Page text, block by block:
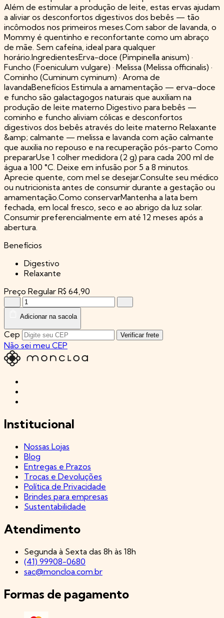
Além de estimular a produção de leite, estas ervas ajudam
a aliviar os desconfortos digestivos dos bebês — tão
incômodos nos primeiros meses.Com sabor de lavanda, o
Mommy é quentinho e reconfortante como um abraço
de mãe. Sem cafeína, ideal para qualquer
horário.IngredientesErva-doce (Pimpinella anisum) ·
Funcho (Foeniculum vulgare) · Melissa (Melissa officinalis) ·
Cominho (Cuminum cyminum) · Aroma de
lavandaBenefícios Estimula a amamentação — erva-doce
e funcho são galactagogos naturais que auxiliam na
produção de leite materno Digestivo para bebês —
cominho e funcho aliviam cólicas e desconfortos
digestivos dos bebês através do leite materno Relaxante
&amp; calmante — melissa e lavanda com ação calmante
que auxilia no repouso e na recuperação pós-parto Como
prepararUse 1 colher medidora (2 g) para cada 200 ml de
água a 100 °C. Deixe em infusão por 5 a 8 minutos.
Aprecie quente, com mel se desejar.Consulte seu médico
ou nutricionista antes de consumir durante a gestação ou
amamentação.Como conservarMantenha a lata bem
fechada, em local fresco, seco e ao abrigo da luz solar.
Consumir preferencialmente em até 12 meses após a
abertura.
Benefícios
Digestivo
Relaxante
Preço Regular R$ 64,90
Adicionar na sacola
Cep Verificar frete
Não sei meu CEP
Institucional
Nossas Lojas
Blog
Entregas e Prazos
Trocas e Devoluções
Política de Privacidade
Brindes para empresas
Sustentabilidade
Atendimento
Segunda à Sexta das 8h às 18h
(41) 99908-0680
sac@moncloa.com.br
Formas de pagamento